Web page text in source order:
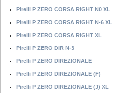
Pirelli P ZERO CORSA RIGHT N0 XL
Pirelli P ZERO CORSA RIGHT N-6 XL
Pirelli P ZERO CORSA RIGHT XL
Pirelli P ZERO DIR N-3
Pirelli P ZERO DIREZIONALE
Pirelli P ZERO DIREZIONALE (F)
Pirelli P ZERO DIREZIONALE (J) XL